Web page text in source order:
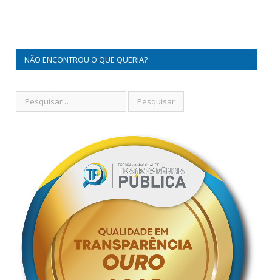
NÃO ENCONTROU O QUE QUERIA?